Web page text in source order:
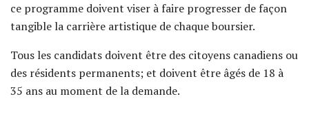
ce programme doivent viser à faire progresser de façon
tangible la carrière artistique de chaque boursier.
Tous les candidats doivent être des citoyens canadiens ou
des résidents permanents; et doivent être âgés de 18 à
35 ans au moment de la demande.